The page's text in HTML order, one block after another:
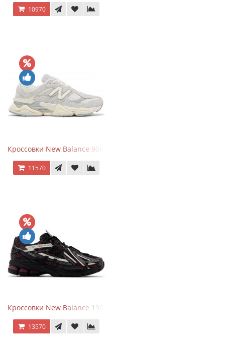
10970
Кроссовки New Balance 9060 Quartz Grey
11570
Кроссовки New Balance 1906A Dragon Berry
13570